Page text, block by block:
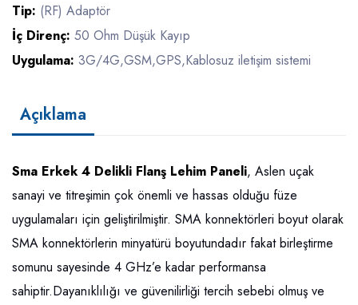
Tip: (RF) Adaptör
İç Direnç: 50 Ohm Düşük Kayıp
Uygulama: 3G/4G,GSM,GPS,Kablosuz iletişim sistemi
Açıklama
Sma Erkek 4 Delikli Flanş Lehim Paneli, Aslen uçak
sanayi ve titreşimin çok önemli ve hassas olduğu füze
uygulamaları için geliştirilmiştir. SMA konnektörleri boyut olarak
SMA konnektörlerin minyatürü boyutundadır fakat birleştirme
somunu sayesinde 4 GHz’e kadar performansa
sahiptir.Dayanıklılığı ve güvenilirliği tercih sebebi olmuş ve